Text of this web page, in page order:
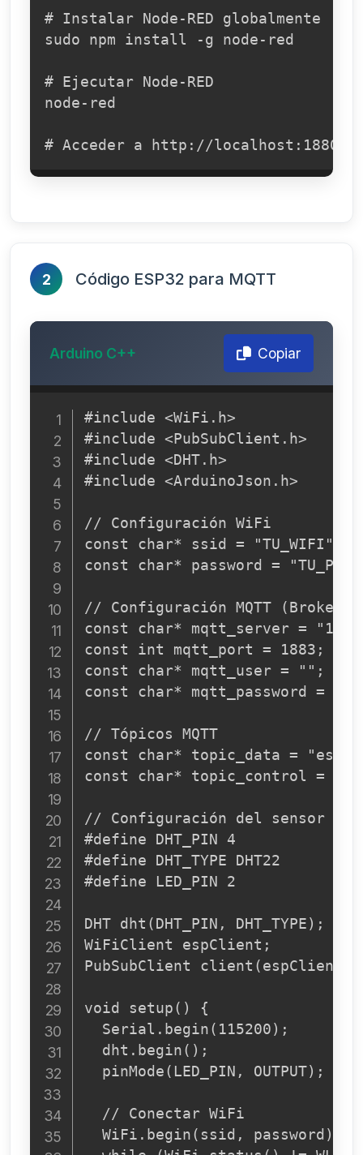
# Instalar Node-RED globalmente
sudo npm install -g node-red
# Ejecutar Node-RED
node-red
# Acceder a http://localhost:1880
2 Código ESP32 para MQTT
Arduino C++ Copiar
#include <WiFi.h>
#include <PubSubClient.h>
#include <DHT.h>
#include <ArduinoJson.h>
// Configuración WiFi
const char* ssid = "TU_WIFI";
const char* password =
// Configuración MQTT (Broker
const char* mqtt_server =
const int mqtt_port = 1883;
const char* mqtt_user = ""; //
const char* mqtt_password =
// Tópicos MQTT
const char* topic_data =
const char* topic_control =
// Configuración del sensor
#define DHT_PIN 4
#define DHT_TYPE DHT22
#define LED_PIN 2
DHT dht(DHT_PIN, DHT_TYPE);
WiFiClient espClient;
PubSubClient client(espClient);
void setup() {
  Serial.begin(115200);
  dht.begin();
  pinMode(LED_PIN, OUTPUT);
  // Conectar WiFi
  WiFi.begin(ssid, password);